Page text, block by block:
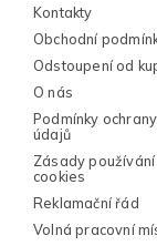
Kontakty
Obchodní
Odstoupení od
O nás
Podmínky
údajů
Zásady
cookies
Reklamační řád
Volná pracovní